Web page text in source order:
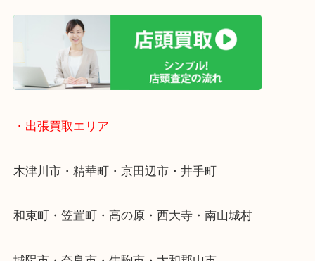
終活・遺品整理・生前整理・断捨離・引っ越し
物を整理するケースは年々増加傾向です。
値段つくものがわからないから何を持っていけばわ
当店ではそういったお困りの方からのご依頼も大歓